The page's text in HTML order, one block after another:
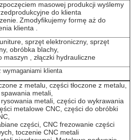
masowej produkcji wyślemy
do klienta
Zmodyfikujemy formę aż do
klienta .
sprzęt elektroniczny, sprzęt
obróbka blachy,
maszyn , złączki hydrauliczne
wymaganiami klienta
z metalu, części tłoczone z metalu,
metali,
metali, części do wykrawania
metalowe CNC, części do obróbki
części, CNC frezowanie części
toczenie CNC metali